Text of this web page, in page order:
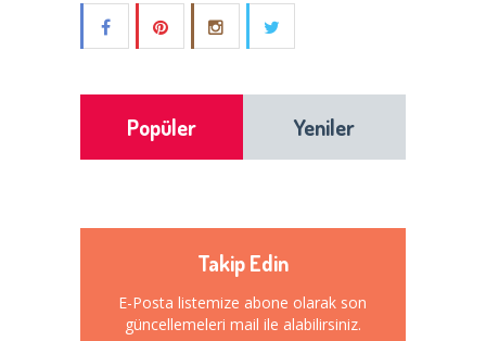
Popüler Yeniler
Takip Edin
E-Posta listemize abone olarak son
güncellemeleri mail ile alabilirsiniz.